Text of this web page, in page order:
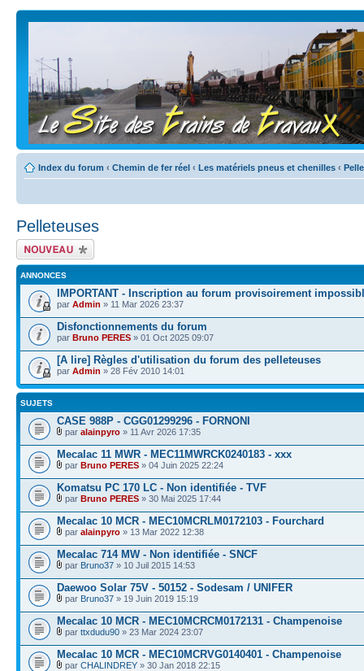
Index du forum ‹ Chemin de fer réel ‹ Les matériels pneus et chenilles ‹
Pelleteuses
Écrire un nouveau
sujet
ANNONCES
IMPORTANT - Inscription au forum provisoirement
par Admin » 11 Mar 2026 23:37
Disfonctionnements du forum
par Bruno PERES » 01 Oct 2025 09:07
[A lire] Règles d'utilisation du forum des pelleteuses
par Admin » 28 Fév 2010 14:01
SUJETS
CASE 988P - CGG01299296 - FORNONI
par alainpyro » 11 Avr 2026 17:35
Mecalac 11 MWR - MEC11MWRCK0240183 - xxx
par Bruno PERES » 04 Juin 2025 22:24
Komatsu PC 170 LC - Non identifiée - TVF
par Bruno PERES » 30 Mai 2025 17:44
Mecalac 10 MCR - MEC10MCRLM0172103 - Fourchard
par alainpyro » 13 Mar 2022 12:38
Mecalac 714 MW - Non identifiée - SNCF
par Bruno37 » 10 Juil 2015 14:53
Daewoo Solar 75V - 50152 - Sodesam / UNIFER
par Bruno37 » 19 Juin 2019 15:19
Mecalac 10 MCR - MEC10MCRCM0172131 - Champenoise
par ttxdudu90 » 23 Mar 2024 23:07
Mecalac 10 MCR - MEC10MCRVG0140401 - Champenoise
par CHALINDREY » 30 Jan 2018 22:15